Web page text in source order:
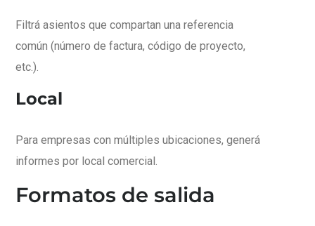
Filtrá asientos que compartan una referencia
común (número de factura, código de proyecto,
etc.).
Local
Para empresas con múltiples ubicaciones, generá
informes por local comercial.
Formatos de salida